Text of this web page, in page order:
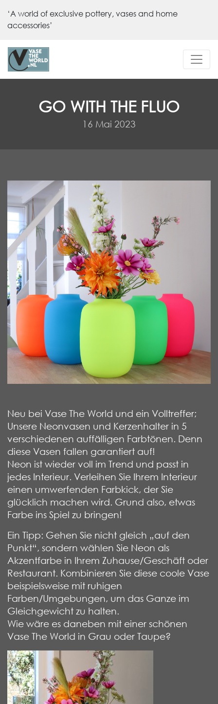
‘A world of exclusive pottery, vases and home
accessories’
GO WITH THE FLUO
16 Mai 2023
Neu bei Vase The World und ein Volltreffer;
Unsere Neonvasen und Kerzenhalter in 5
verschiedenen auffälligen Farbtönen. Denn
diese Vasen fallen garantiert auf!
Neon ist wieder voll im Trend und passt in
jedes Interieur. Verleihen Sie Ihrem Interieur
einen umwerfenden Farbkick, der Sie
glücklich machen wird. Grund also, etwas
Farbe ins Spiel zu bringen!
Ein Tipp: Gehen Sie nicht gleich „auf den
Punkt“, sondern wählen Sie Neon als
Akzentfarbe in Ihrem Zuhause/Geschäft oder
Restaurant. Kombinieren Sie diese coole Vase
beispielsweise mit ruhigen
Farben/Umgebungen, um das Ganze im
Gleichgewicht zu halten.
Wie wäre es daneben mit einer schönen
Vase The World in Grau oder Taupe?